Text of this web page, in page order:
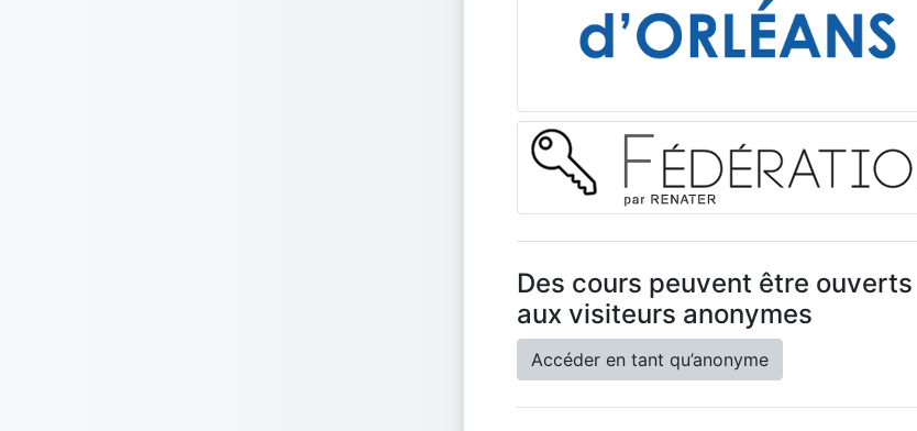
Des cours peuvent être ouverts
aux visiteurs anonymes
Accéder en tant qu’anonyme